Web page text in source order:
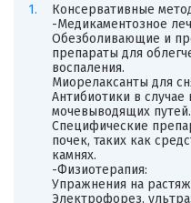
Консервативные
-Медикаментозное
Обезболивающие и
препараты для
воспаления.
Миорелаксанты для
Антибиотики в
мочевыводящих путей.
Специфические
почек, таких как
камнях.
-Физиотерапия:
Упражнения на
Электрофорез,